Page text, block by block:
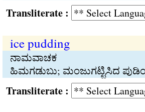
:
ice pudding
ನಾಮವಾಚಕ
ಹಿಮಗಡುಬು; ಮಂಜುಗಟ್ಟಿಸಿದ
: